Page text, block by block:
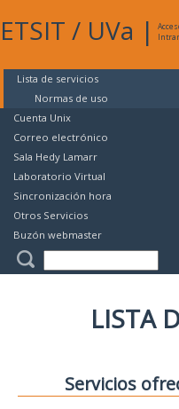
ETSIT / UVa |
Lista de servicios
Normas de uso
Cuenta Unix
Correo electrónico
Sala Hedy Lamarr
Laboratorio Virtual
Sincronización hora
Otros Servicios
Buzón webmaster
LISTA
Servicios